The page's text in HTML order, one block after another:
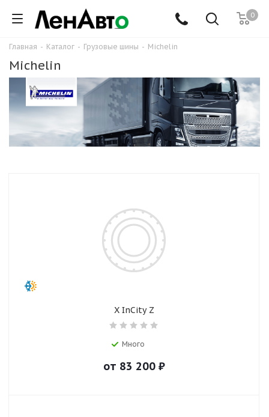
0
Главная - Каталог - Грузовые шины - Michelin
Michelin
X InCity Z
Много
от 83 200₽